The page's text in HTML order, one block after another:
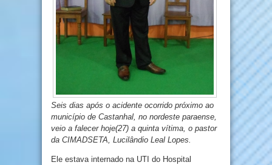
Seis dias após o acidente ocorrido próximo ao
município de Castanhal, no nordeste paraense,
veio a falecer hoje(27) a quinta vítima, o pastor
da CIMADSETA, Lucilândio Leal Lopes.
Ele estava internado na UTI do Hospital